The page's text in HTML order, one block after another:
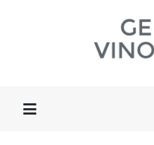
Toggle